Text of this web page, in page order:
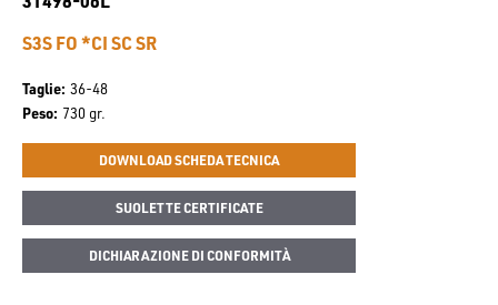
S3S FO *CI SC SR
Taglie 36-48
Peso 730 gr.
DOWNLOAD SCHEDA TECNICA
SUOLETTE CERTIFICATE
DICHIARAZIONE DI CONFORMITÀ